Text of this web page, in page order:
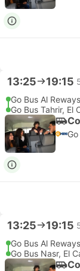
13:25 19:15
Go Bus Al
Go Bus Tahrir, El
13:25 19:15
Go Bus Al
Go Bus Nasr, El